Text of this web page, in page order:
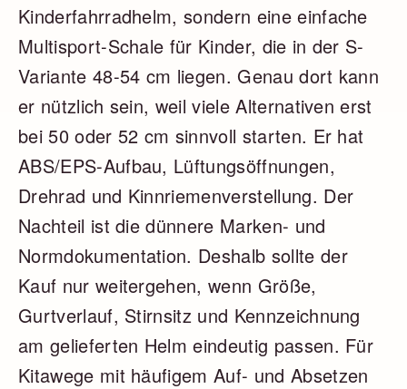
Kinderfahrradhelm, sondern eine einfache
Multisport-Schale für Kinder, die in der S-
Variante 48-54 cm liegen. Genau dort kann
er nützlich sein, weil viele Alternativen erst
bei 50 oder 52 cm sinnvoll starten. Er hat
ABS/EPS-Aufbau, Lüftungsöffnungen,
Drehrad und Kinnriemenverstellung. Der
Nachteil ist die dünnere Marken- und
Normdokumentation. Deshalb sollte der
Kauf nur weitergehen, wenn Größe,
Gurtverlauf, Stirnsitz und Kennzeichnung
am gelieferten Helm eindeutig passen. Für
Kitawege mit häufigem Auf- und Absetzen